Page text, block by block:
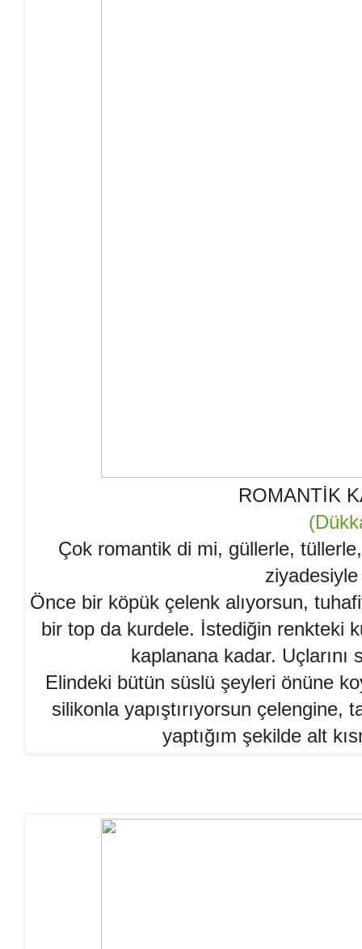
ROMANTİK
Çok romantik di mi, güllerle,
Önce bir köpük çelenk alıyorsun,
bir top da kurdele. İstediğin renkteki
kaplanana kadar. Uçlarını
Elindeki bütün süslü şeyleri önüne
silikonla yapıştırıyorsun çelengine,
yaptığım şekilde alt